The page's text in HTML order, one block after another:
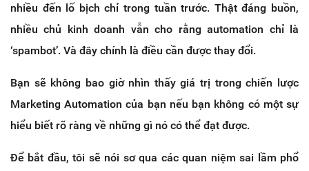
nhiều đến lố bịch chỉ trong tuần trước. Thật đáng buồn,
nhiều chủ kinh doanh vẫn cho rằng automation chỉ là
‘spambot’. Và đây chính là điều cần được thay đổi.
Bạn sẽ không bao giờ nhìn thấy giá trị trong chiến lược
Marketing Automation của bạn nếu bạn không có một sự
hiểu biết rõ ràng về những gì nó có thể đạt được.
Để bắt đầu, tôi sẽ nói sơ qua các quan niệm sai lầm phổ